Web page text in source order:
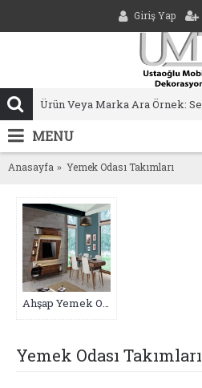
Giriş Yap
MENU
Anasayfa Yemek Odası Takımları
Ahşap Yemek Odaları (0)
Yemek Odası Takımları